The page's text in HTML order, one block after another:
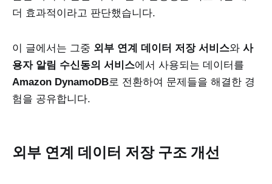
더 효과적이라고 판단했습니다.
이 글에서는 그중 외부 연계 데이터 저장 서비스와 사
용자 알림 수신동의 서비스에서 사용되는 데이터를
Amazon DynamoDB로 전환하여 문제들을 해결한 경
험을 공유합니다.
외부 연계 데이터 저장 구조 개선